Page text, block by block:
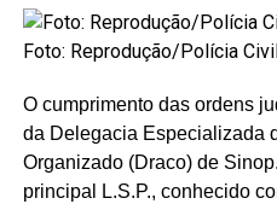
Foto: Reprodução/Polícia
O cumprimento das ordens
da Delegacia Especializada
Organizado (Draco) de
principal L.S.P., conhecido